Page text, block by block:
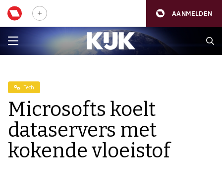
AANMELDEN
Tech
Microsofts koelt
dataservers met
kokende vloeistof